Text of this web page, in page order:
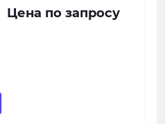
Цена по запросу